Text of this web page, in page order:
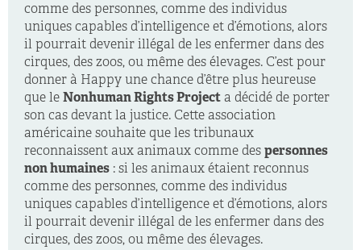
comme des personnes, comme des individus
uniques capables d’intelligence et d’émotions, alors
il pourrait devenir illégal de les enfermer dans des
cirques, des zoos, ou même des élevages. C’est pour
donner à Happy une chance d’être plus heureuse
que le Nonhuman Rights Project a décidé de porter
son cas devant la justice. Cette association
américaine souhaite que les tribunaux
reconnaissent aux animaux comme des personnes
non humaines : si les animaux étaient reconnus
comme des personnes, comme des individus
uniques capables d’intelligence et d’émotions, alors
il pourrait devenir illégal de les enfermer dans des
cirques, des zoos, ou même des élevages.